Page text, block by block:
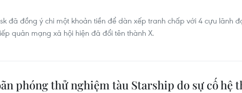
đã đồng ý chi một khoản tiền để dàn xếp tranh chấp với 4 cựu lãnh
quản mạng xã hội hiện đã đổi tên thành X.
phóng thử nghiệm tàu Starship do sự cố hệ